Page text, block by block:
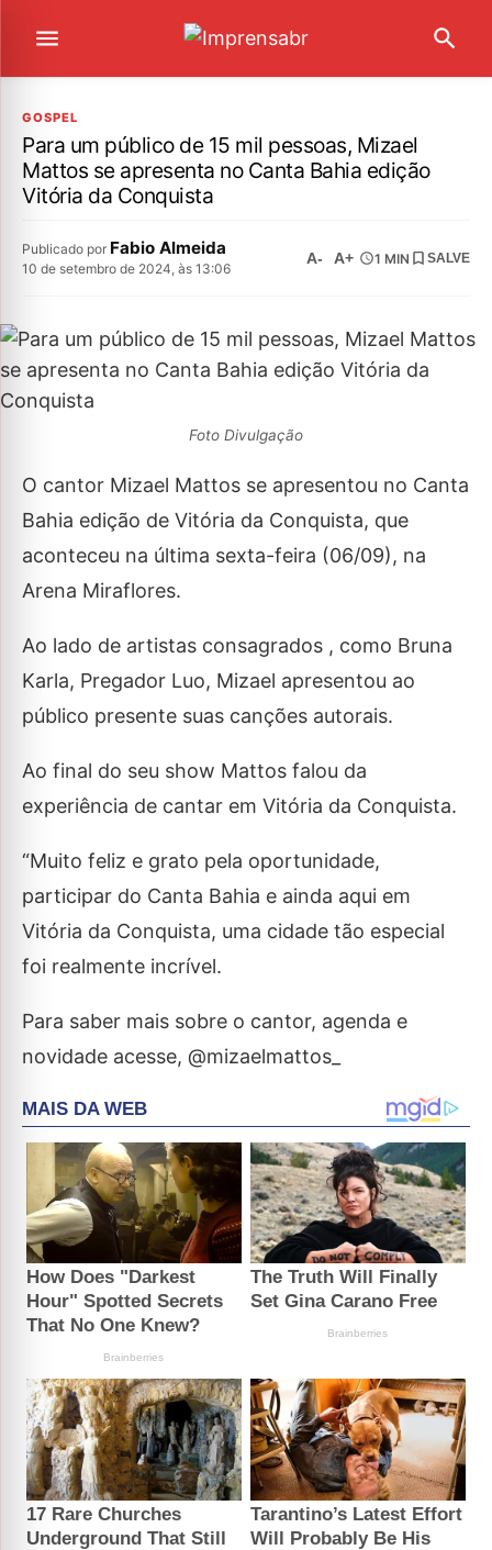
GOSPEL
Para um público de 15 mil pessoas, Mizael
Mattos se apresenta no Canta Bahia edição
Vitória da Conquista
Publicado por Fabio Almeida
10 de setembro de 2024, às 13:06
A- A+ 1 MIN SALVE
Foto Divulgação
O cantor Mizael Mattos se apresentou no Canta
Bahia edição de Vitória da Conquista, que
aconteceu na última sexta-feira (06/09), na
Arena Miraflores.
Ao lado de artistas consagrados , como Bruna
Karla, Pregador Luo, Mizael apresentou ao
público presente suas canções autorais.
Ao final do seu show Mattos falou da
experiência de cantar em Vitória da Conquista.
“Muito feliz e grato pela oportunidade,
participar do Canta Bahia e ainda aqui em
Vitória da Conquista, uma cidade tão especial
foi realmente incrível.
Para saber mais sobre o cantor, agenda e
novidade acesse, @mizaelmattos_